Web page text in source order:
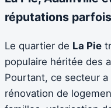
réputations
Le quartier de La Pie
populaire héritée des
Pourtant, ce secteur
rénovation de